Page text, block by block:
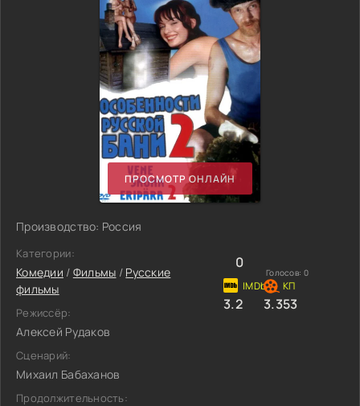
ПРОСМОТР ОНЛАЙН
Производство: Россия
Категории:
Комедии / Фильмы / Русские
фильмы
Режиссёр:
Алексей Рудаков
Сценарий:
Михаил Бабаханов
Продолжительность:
0
Голосов: 0
3.2 3.353